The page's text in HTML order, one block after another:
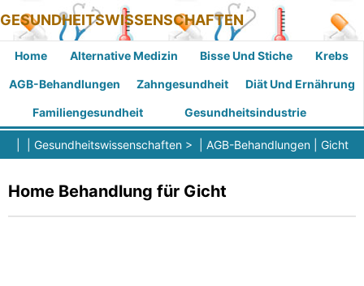
GESUNDHEITSWISSENSCHAFTEN
Home Alternative Medizin Bisse Und Stiche Krebs
AGB-Behandlungen Zahngesundheit Diät Und Ernährung
Familiengesundheit Gesundheitsindustrie
Gesundheitswissenschaften > | AGB-Behandlungen Gicht
Home Behandlung für Gicht